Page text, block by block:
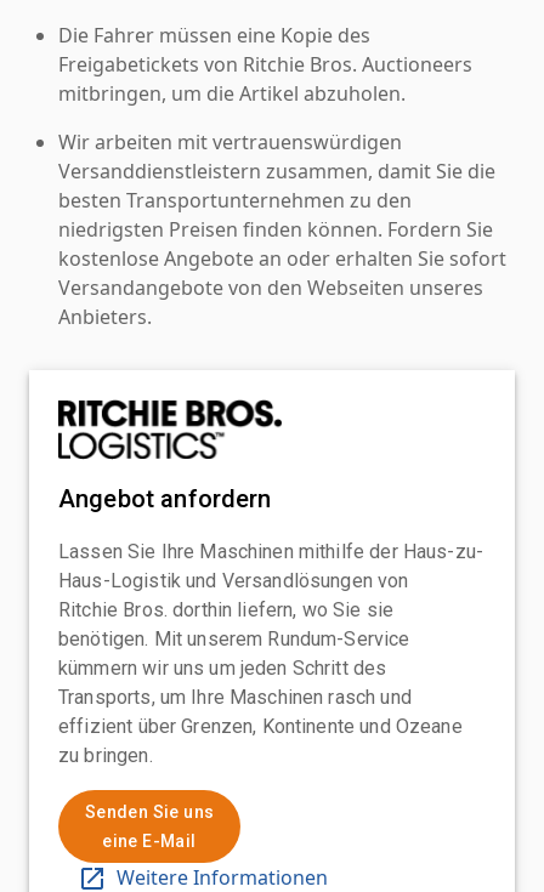
Die Fahrer müssen eine Kopie des
Freigabetickets von Ritchie Bros. Auctioneers
mitbringen, um die Artikel abzuholen.
Wir arbeiten mit vertrauenswürdigen
Versanddienstleistern zusammen, damit Sie die
besten Transportunternehmen zu den
niedrigsten Preisen finden können. Fordern Sie
kostenlose Angebote an oder erhalten Sie sofort
Versandangebote von den Webseiten unseres
Anbieters.
Angebot anfordern
Lassen Sie Ihre Maschinen mithilfe der Haus-zu-
Haus-Logistik und Versandlösungen von
Ritchie Bros. dorthin liefern, wo Sie sie
benötigen. Mit unserem Rundum-Service
kümmern wir uns um jeden Schritt des
Transports, um Ihre Maschinen rasch und
effizient über Grenzen, Kontinente und Ozeane
zu bringen.
Senden Sie uns
eine E-Mail
Weitere Informationen